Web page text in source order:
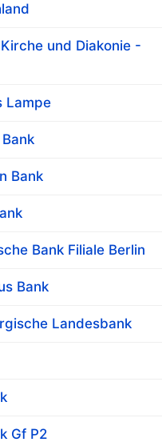
und Diakonie -
Lampe
Bank
Bank Filiale Berlin
Bank
Landesbank
Gf P2